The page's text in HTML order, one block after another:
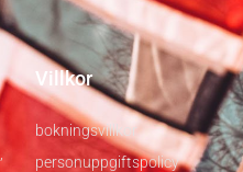
Villkor
bokningsvillkor
personuppgiftspolicy